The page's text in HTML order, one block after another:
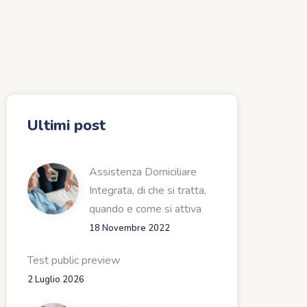
Ultimi post
Assistenza Domiciliare
Integrata, di che si tratta,
quando e come si attiva
18 Novembre 2022
Test public preview
2 Luglio 2026